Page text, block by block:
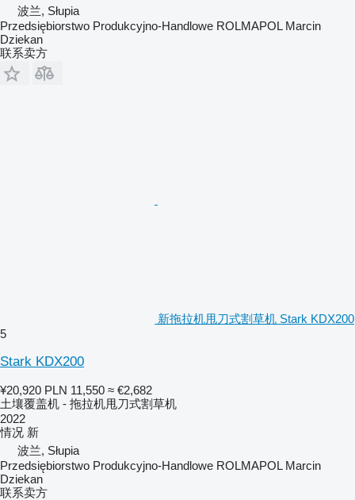
波兰, Słupia
Przedsiębiorstwo Produkcyjno-Handlowe ROLMAPOL Marcin
Dziekan
联系卖方
新拖拉机甩刀式割草机 Stark KDX200
5
Stark KDX200
¥20,920 PLN 11,550 ≈ €2,682
土壤覆盖机 - 拖拉机甩刀式割草机
2022
情况 新
波兰, Słupia
Przedsiębiorstwo Produkcyjno-Handlowe ROLMAPOL Marcin
Dziekan
联系卖方